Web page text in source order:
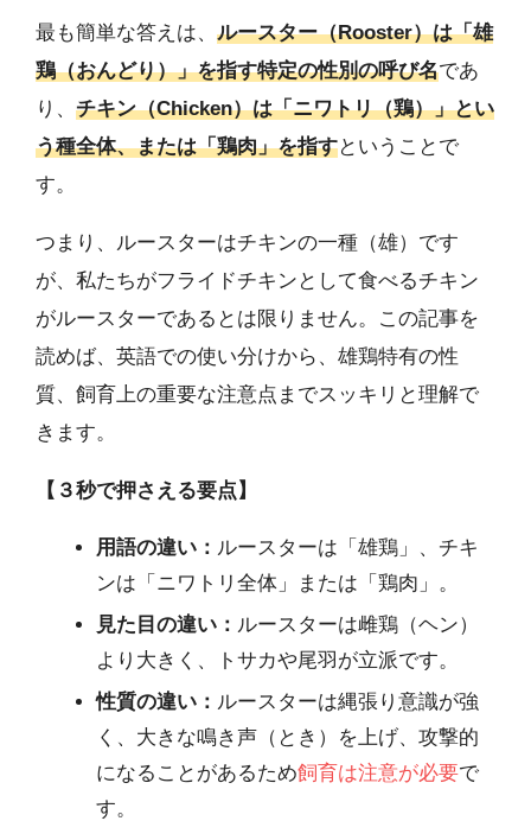
最も簡単な答えは、 ルースター（Rooster）は「雄
鶏（おんどり）」を指す特定の性別の呼び名であ
り、 チキン（Chicken）は「ニワトリ（鶏）」とい
う種全体、または「鶏肉」を指すということで
す。
つまり、ルースターはチキンの一種（雄）です
が、私たちがフライドチキンとして食べるチキン
がルースターであるとは限りません。この記事を
読めば、英語での使い分けから、雄鶏特有の性
質、飼育上の重要な注意点までスッキリと理解で
きます。
【３秒で押さえる要点】
用語の違い： ルースターは「雄鶏」、チキ
ンは「ニワトリ全体」または「鶏肉」。
見た目の違い： ルースターは雌鶏（ヘン）
より大きく、トサカや尾羽が立派です。
性質の違い： ルースターは縄張り意識が強
く、大きな鳴き声（とき）を上げ、攻撃的
になることがあるため飼育は注意が必要で
す。